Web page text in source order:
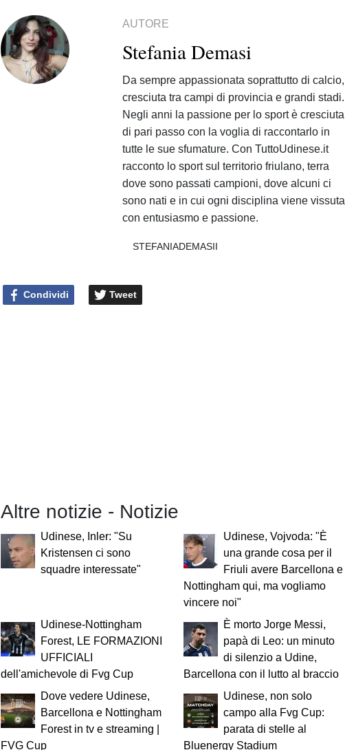
AUTORE
Stefania Demasi
Da sempre appassionata soprattutto di calcio,
cresciuta tra campi di provincia e grandi stadi.
Negli anni la passione per lo sport è cresciuta
di pari passo con la voglia di raccontarlo in
tutte le sue sfumature. Con TuttoUdinese.it
racconto lo sport sul territorio friulano, terra
dove sono passati campioni, dove alcuni ci
sono nati e in cui ogni disciplina viene vissuta
con entusiasmo e passione.
STEFANIADEMASII
Condividi Tweet
Altre notizie - Notizie
Udinese, Inler: "Su
Kristensen ci sono
squadre interessate"
Udinese, Vojvoda: "È
una grande cosa per il
Friuli avere Barcellona e
Nottingham qui, ma vogliamo
vincere noi"
Udinese-Nottingham
Forest, LE FORMAZIONI
UFFICIALI
dell'amichevole di Fvg Cup
È morto Jorge Messi,
papà di Leo: un minuto
di silenzio a Udine,
Barcellona con il lutto al braccio
Dove vedere Udinese,
Barcellona e Nottingham
Forest in tv e streaming |
FVG Cup
Udinese, non solo
campo alla Fvg Cup:
parata di stelle al
Bluenergy Stadium